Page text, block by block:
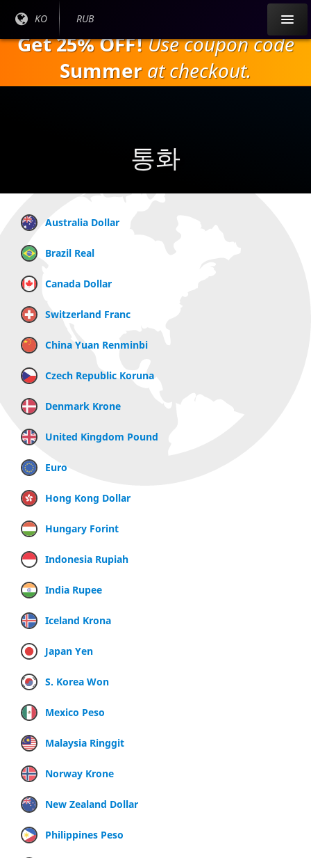
내
으
현재
:
KO
현재
RUB
Get 25% OFF!Use coupon code
Summer at checkout.
통화
Australia Dollar
Brazil Real
Canada Dollar
Switzerland Franc
China Yuan Renminbi
Czech Republic Koruna
Denmark Krone
United Kingdom Pound
Euro
Hong Kong Dollar
Hungary Forint
Indonesia Rupiah
India Rupee
Iceland Krona
Japan Yen
S. Korea Won
Mexico Peso
Malaysia Ringgit
Norway Krone
New Zealand Dollar
Philippines Peso